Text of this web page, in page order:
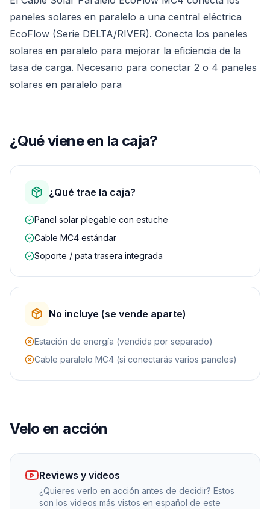
paneles solares en paralelo a una central eléctrica
EcoFlow (Serie DELTA/RIVER). Conecta los paneles
solares en paralelo para mejorar la eficiencia de la
tasa de carga. Necesario para conectar 2 o 4 paneles
solares en paralelo para
¿Qué viene en la caja?
¿Qué trae la caja?
Panel solar plegable con estuche
Cable MC4 estándar
Soporte / pata trasera integrada
No incluye (se vende aparte)
Estación de energía (vendida por separado)
Cable paralelo MC4 (si conectarás varios paneles)
Velo en acción
Reviews y videos
¿Quieres verlo en acción antes de decidir? Estos
son los videos más vistos en español de este